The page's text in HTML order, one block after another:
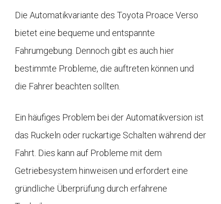
Die Automatikvariante des Toyota Proace Verso
bietet eine bequeme und entspannte
Fahrumgebung. Dennoch gibt es auch hier
bestimmte Probleme, die auftreten können und
die Fahrer beachten sollten.
Ein häufiges Problem bei der Automatikversion ist
das Ruckeln oder ruckartige Schalten während der
Fahrt. Dies kann auf Probleme mit dem
Getriebesystem hinweisen und erfordert eine
gründliche Überprüfung durch erfahrene